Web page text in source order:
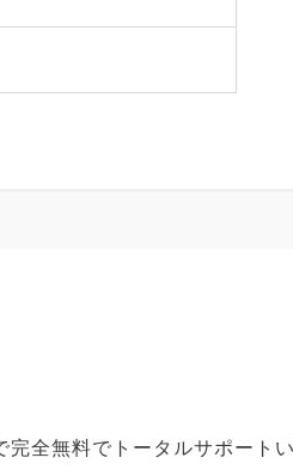
全無料でトータルサポートい